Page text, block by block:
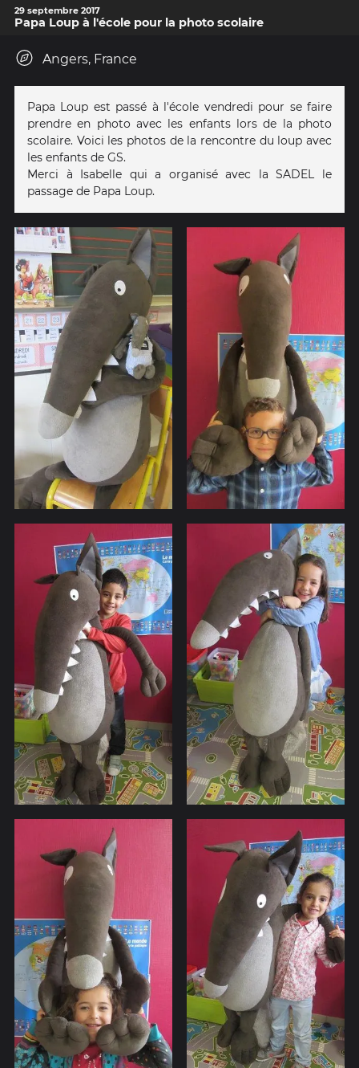
29 septembre 2017
Papa Loup à l'école pour la photo scolaire
Angers, France
Papa Loup est passé à l'école vendredi pour se faire
prendre en photo avec les enfants lors de la photo
scolaire. Voici les photos de la rencontre du loup avec
les enfants de GS.
Merci à Isabelle qui a organisé avec la SADEL le
passage de Papa Loup.